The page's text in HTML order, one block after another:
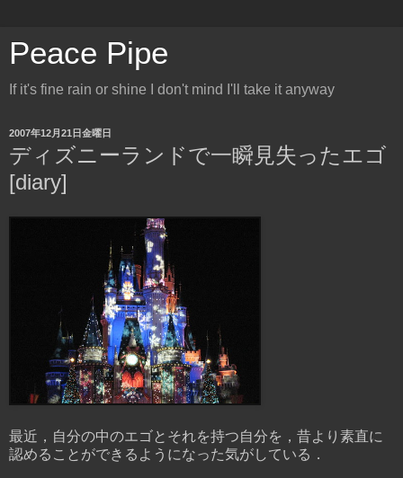
Peace Pipe
If it's fine rain or shine I don't mind I'll take it anyway
2007年12月21日金曜日
ディズニーランドで一瞬見失ったエゴ
[diary]
最近，自分の中のエゴとそれを持つ自分を，昔より素直に
認めることができるようになった気がしている．